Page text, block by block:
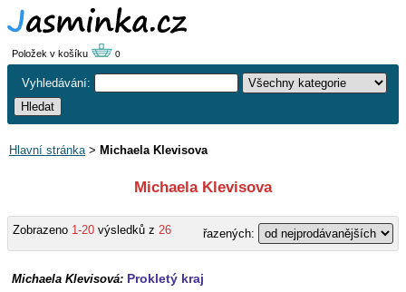
Položek v košíku 0
Vyhledávání:
Hlavní stránka> Michaela Klevisova
Michaela Klevisova
Zobrazeno 1-20 výsledků z 26 řazených:
Michaela Klevisová: Prokletý kraj